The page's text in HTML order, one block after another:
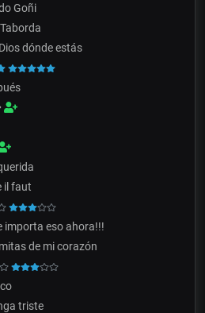
Goñi
dónde estás
il faut
importa eso ahora!!!
de mi corazón
triste